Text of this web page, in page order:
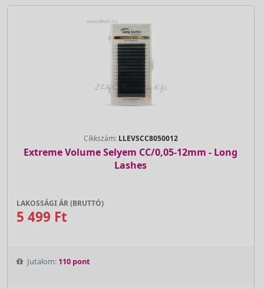
Cikkszám: LLEVSCC8050012
Extreme Volume Selyem CC/0,05-12mm - Long
Lashes
LAKOSSÁGI ÁR (BRUTTÓ)
5 499 Ft
Jutalom: 110 pont